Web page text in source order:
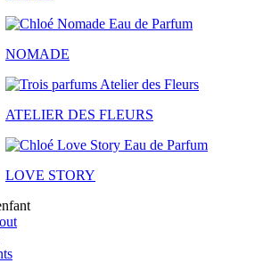
NOMADE
ATELIER DES FLEURS
LOVE STORY